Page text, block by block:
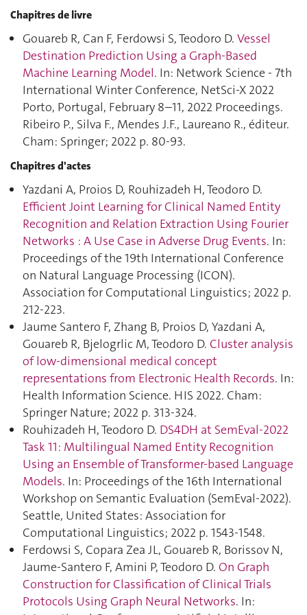
Chapitres de livre
Gouareb R, Can F, Ferdowsi S, Teodoro D. Vessel
Destination Prediction Using a Graph-Based
Machine Learning Model. In: Network Science - 7th
International Winter Conference, NetSci-X 2022
Porto, Portugal, February 8–11, 2022 Proceedings.
Ribeiro P., Silva F., Mendes J.F., Laureano R., éditeur.
Cham: Springer; 2022 p. 80‑93.
Chapitres d'actes
Yazdani A, Proios D, Rouhizadeh H, Teodoro D.
Efficient Joint Learning for Clinical Named Entity
Recognition and Relation Extraction Using Fourier
Networks : A Use Case in Adverse Drug Events. In:
Proceedings of the 19th International Conference
on Natural Language Processing (ICON).
Association for Computational Linguistics; 2022 p.
212‑223.
Jaume Santero F, Zhang B, Proios D, Yazdani A,
Gouareb R, Bjelogrlic M, Teodoro D. Cluster analysis
of low-dimensional medical concept
representations from Electronic Health Records. In:
Health Information Science. HIS 2022. Cham:
Springer Nature; 2022 p. 313‑324.
Rouhizadeh H, Teodoro D. DS4DH at SemEval-2022
Task 11: Multilingual Named Entity Recognition
Using an Ensemble of Transformer-based Language
Models. In: Proceedings of the 16th International
Workshop on Semantic Evaluation (SemEval-2022).
Seattle, United States: Association for
Computational Linguistics; 2022 p. 1543‑1548.
Ferdowsi S, Copara Zea JL, Gouareb R, Borissov N,
Jaume-Santero F, Amini P, Teodoro D. On Graph
Construction for Classification of Clinical Trials
Protocols Using Graph Neural Networks. In: